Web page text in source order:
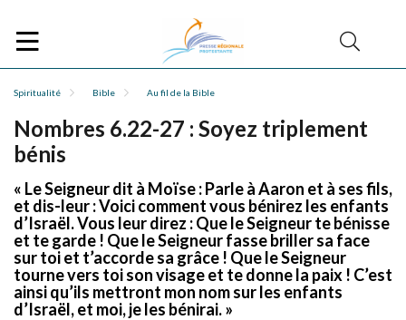
Spiritualité Bible Au fil de la Bible
Nombres 6.22-27 : Soyez triplement
bénis
« Le Seigneur dit à Moïse : Parle à Aaron et à ses fils,
et dis-leur : Voici comment vous bénirez les enfants
d’Israël. Vous leur direz : Que le Seigneur te bénisse
et te garde ! Que le Seigneur fasse briller sa face
sur toi et t’accorde sa grâce ! Que le Seigneur
tourne vers toi son visage et te donne la paix ! C’est
ainsi qu’ils mettront mon nom sur les enfants
d’Israël, et moi, je les bénirai. »